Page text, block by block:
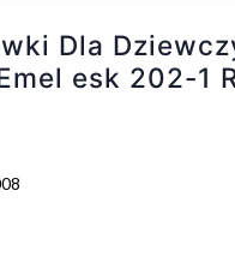
Dla
esk 202-1